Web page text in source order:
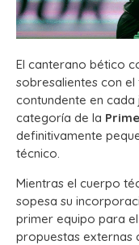
El canterano bético
sobresalientes con
contundente en
categoría de la
definitivamente
técnico.
Mientras el cuerpo
sopesa su
primer equipo para
propuestas externas